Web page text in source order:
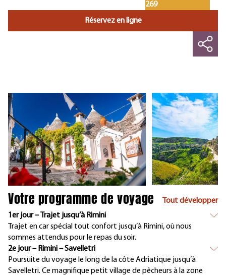
269
Réservez en ligne
Votre programme de voyage
Tout développer
1er jour – Trajet jusqu’à Rimini
Trajet en car spécial tout confort jusqu’à Rimini, où nous
sommes attendus pour le repas du soir.
2e jour – Rimini – Savelletri
Poursuite du voyage le long de la côte Adriatique jusqu’à
Savelletri. Ce magnifique petit village de pêcheurs à la zone